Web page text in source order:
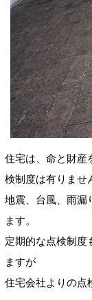
住宅は、命と財産
検制度は有りませ
地震、台風、雨漏
ます。
定期的な点検制度
ますが
住宅会社よりの点